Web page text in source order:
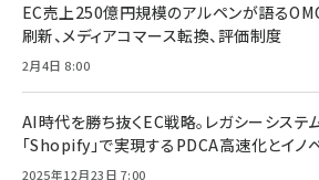
EC売上250億円規模のアルペンが語る
刷新、メディアコマース転換、評価制度
2月4日 8:00
AI時代を勝ち抜くEC戦略。レガシーシステ
「Shopify」で実現するPDCA高速化とイノ
2025年12月23日 7:00